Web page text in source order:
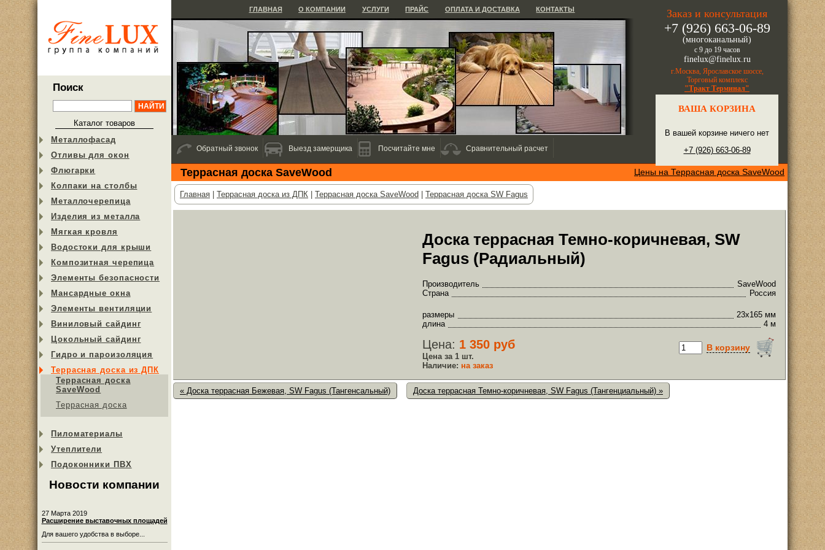
Поиск
Каталог товаров
Металлофасад
Отливы для окон
Флюгарки
Колпаки на столбы
Металлочерепица
Изделия из металла
Мягкая кровля
Водостоки для крыши
Композитная черепица
Элементы безопасности
Мансардные окна
Элементы вентиляции
Виниловый сайдинг
Цокольный сайдинг
Гидро и пароизоляция
Террасная доска из ДПК
Террасная доска
SaveWood
Террасная доска
Пиломатериалы
Утеплители
Подоконники ПВХ
Новости компании
27 Марта 2019
Расширение выставочных площадей
Для вашего удобства в выборе...
Заказ и консультация
+7 (926) 663-06-89
(многоканальный)
с 9 до 19 часов
finelux@finelux.ru
г.Москва, Ярославское шоссе,
Торговый комплекс
"Тракт Терминал"
ВАША КОРЗИНА
В вашей корзине ничего нет
+7 (926) 663-06-89
ГЛАВНАЯ О КОМПАНИИ УСЛУГИ ПРАЙС ОПЛАТА И ДОСТАВКА КОНТАКТЫ
Цены на Террасная доска SaveWood
Террасная доска SaveWood
Главная Террасная доска из ДПК Террасная доска SaveWood Террасная доска SW Fagus
Доска террасная Темно-коричневая, SW
Fagus (Радиальный)
Производитель
SaveWood
Страна
Россия
размеры
23х165 мм
длина
4 м
В корзину
Цена: 1 350 руб
Цена за 1 шт.
Наличие: на заказ
« Доска террасная Бежевая, SW Fagus (Тангенсальный) Доска террасная Темно-коричневая, SW Fagus (Тангенциальный) »
Обратный звонок Выезд замерщика Посчитайте мне Сравнительный расчет